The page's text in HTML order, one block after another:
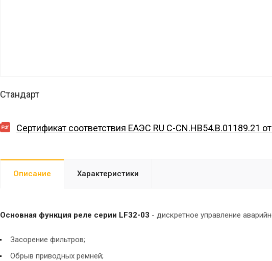
Стандарт
Сертификат соответствия ЕАЭС RU C-CN.HB54.B.01189.21
Описание Характеристики
Основная функция реле серии LF32-03 - дискретное управление
Засорение фильтров;
Обрыв приводных ремней;